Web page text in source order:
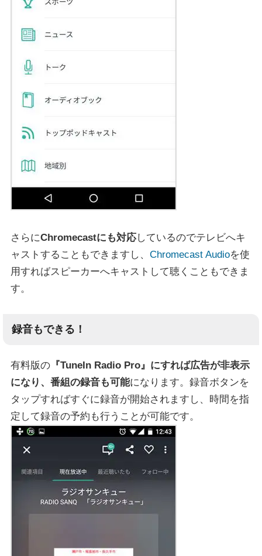
さらにChromecastにも対応しているのでテレビへキ
ャストすることもできますし、 Chromecast Audioを使
用すればスピーカーへキャストして聴くこともできま
す。
録音もできる！
有料版の 『TuneIn Radio Pro』にすれば広告が非表示
になり、番組の録音も可能になります。録音ボタンを
タップすればすぐに録音が開始されますし、時間を指
定して録音の予約も行うことが可能です。